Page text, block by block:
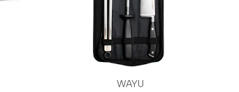
WAYU